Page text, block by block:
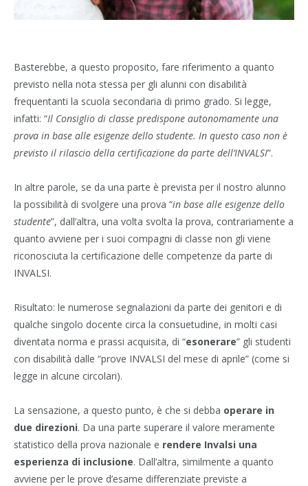
Basterebbe, a questo proposito, fare riferimento a quanto
previsto nella nota stessa per gli alunni con disabilità
frequentanti la scuola secondaria di primo grado. Si legge,
infatti: “Il Consiglio di classe predispone autonomamente una
prova in base alle esigenze dello studente. In questo caso non è
previsto il rilascio della certificazione da parte dell’INVALSI”.
In altre parole, se da una parte è prevista per il nostro alunno
la possibilità di svolgere una prova “in base alle esigenze dello
studente”, dall’altra, una volta svolta la prova, contrariamente a
quanto avviene per i suoi compagni di classe non gli viene
riconosciuta la certificazione delle competenze da parte di
INVALSI.
Risultato: le numerose segnalazioni da parte dei genitori e di
qualche singolo docente circa la consuetudine, in molti casi
diventata norma e prassi acquisita, di “esonerare” gli studenti
con disabilità dalle “prove INVALSI del mese di aprile” (come si
legge in alcune circolari).
La sensazione, a questo punto, è che si debba operare in
due direzioni. Da una parte superare il valore meramente
statistico della prova nazionale e rendere Invalsi una
esperienza di inclusione. Dall’altra, similmente a quanto
avviene per le prove d’esame differenziate previste a